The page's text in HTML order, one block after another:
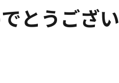
とうござい